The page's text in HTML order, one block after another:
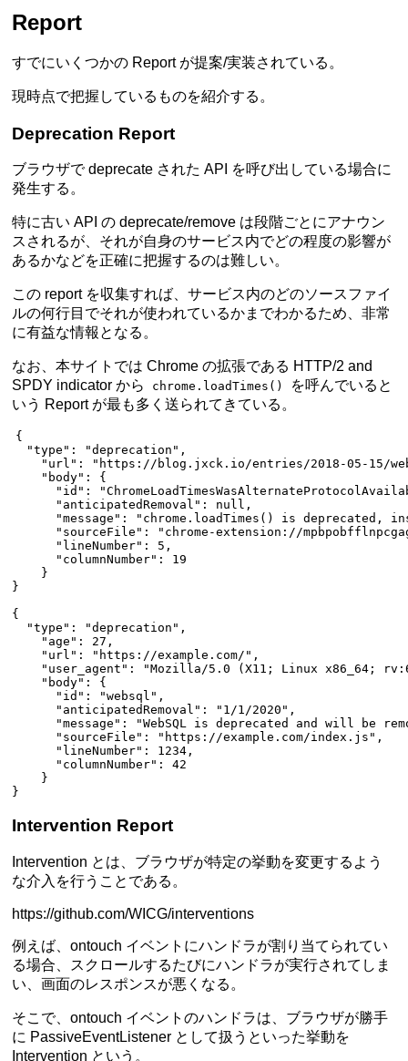
Report
すでにいくつかの Report が提案/実装されている。
現時点で把握しているものを紹介する。
Deprecation Report
ブラウザで deprecate された API を呼び出している場合に
発生する。
特に古い API の deprecate/remove は段階ごとにアナウン
スされるが、それが自身のサービス内でどの程度の影響が
あるかなどを正確に把握するのは難しい。
この report を収集すれば、サービス内のどのソースファイ
ルの何行目でそれが使われているかまでわかるため、非常
に有益な情報となる。
なお、本サイトでは Chrome の拡張である HTTP/2 and
SPDY indicator から chrome.loadTimes()
を呼んでいると
いう Report が最も多く送られてきている。
{
  "type"
: "deprecation" ,
    "url"
:
"https://blog.jxck.io/entries/2018-05-15/
    "body"
: {
      "id"
:
      "anticipatedRemoval"
: null ,
      "message"
:
"chrome.loadTimes() is deprecated,
      "sourceFile"
:
"chrome-extension://
      "lineNumber"
: 5 ,
      "columnNumber"
: 19
    }
}
{
  "type"
: "deprecation" ,
    "age"
: 27 ,
    "url"
: "https://example.com/" ,
    "user_agent"
:
"Mozilla/5.0 (X11; Linux x86_64;
    "body"
: {
      "id"
: "websql" ,
      "anticipatedRemoval"
: "1/1/2020" ,
      "message"
:
"WebSQL is deprecated and will be
      "sourceFile"
: "https://example.com/index.js" ,
      "lineNumber"
: 1234 ,
      "columnNumber"
: 42
    }
}
Intervention Report
Intervention とは、ブラウザが特定の挙動を変更するよう
な介入を行うことである。
https://github.com/WICG/interventions
例えば、ontouch イベントにハンドラが割り当てられてい
る場合、スクロールするたびにハンドラが実行されてしま
い、画面のレスポンスが悪くなる。
そこで、ontouch イベントのハンドラは、ブラウザが勝手
に PassiveEventListener として扱うといった挙動を
Intervention という。